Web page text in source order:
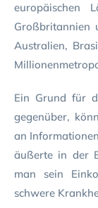
europäischen
Großbritannien
Australien,
Ein Grund für
gegenüber,
an
äußerte in der
man sein
schwere